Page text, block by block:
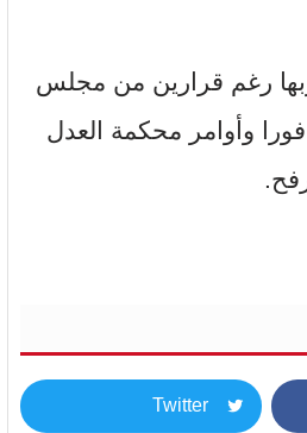
رغم قرارين من مجلس
فورا وأوامر محكمة العدل
رفح.
Twitter